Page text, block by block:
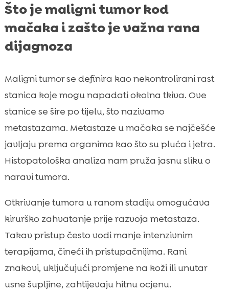
Što je maligni tumor kod
mačaka i zašto je važna rana
dijagnoza
Maligni tumor se definira kao nekontrolirani rast
stanica koje mogu napadati okolna tkiva. Ove
stanice se šire po tijelu, što nazivamo
metastazama. Metastaze u mačaka se najčešće
javljaju prema organima kao što su pluća i jetra.
Histopatološka analiza nam pruža jasnu sliku o
naravi tumora.
Otkrivanje tumora u ranom stadiju omogućava
kirurško zahvatanje prije razvoja metastaza.
Takav pristup često vodi manje intenzivnim
terapijama, čineći ih pristupačnijima. Rani
znakovi, uključujući promjene na koži ili unutar
usne šupljine, zahtijevaju hitnu ocjenu.